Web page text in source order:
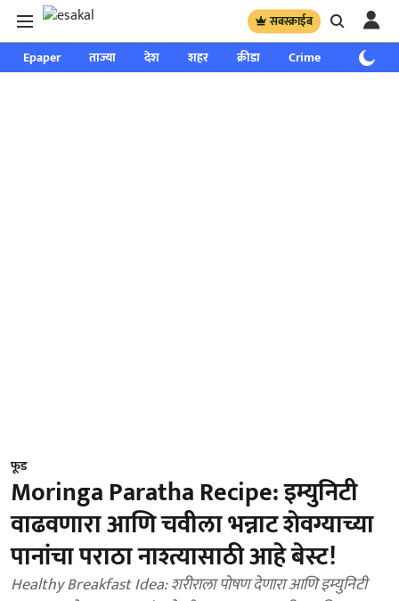
सबस्क्राईब
Epaper ताज्या देश शहर क्रीडा Crime साप्ताहिक
फूड
Moringa Paratha Recipe: इम्युनिटी
वाढवणारा आणि चवीला भन्नाट शेवग्याच्या
पानांचा पराठा नाश्त्यासाठी आहे बेस्ट!
Healthy Breakfast Idea: शरीराला पोषण देणारा आणि इम्युनिटी